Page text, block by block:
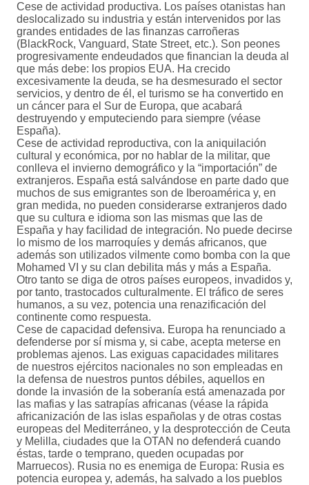
Cese de actividad productiva. Los países otanistas han
deslocalizado su industria y están intervenidos por las
grandes entidades de las finanzas carroñeras
(BlackRock, Vanguard, State Street, etc.). Son peones
progresivamente endeudados que financian la deuda al
que más debe: los propios EUA. Ha crecido
excesivamente la deuda, se ha desmesurado el sector
servicios, y dentro de él, el turismo se ha convertido en
un cáncer para el Sur de Europa, que acabará
destruyendo y emputeciendo para siempre (véase
España).
Cese de actividad reproductiva, con la aniquilación
cultural y económica, por no hablar de la militar, que
conlleva el invierno demográfico y la “importación” de
extranjeros. España está salvándose en parte dado que
muchos de sus emigrantes son de Iberoamérica y, en
gran medida, no pueden considerarse extranjeros dado
que su cultura e idioma son las mismas que las de
España y hay facilidad de integración. No puede decirse
lo mismo de los marroquíes y demás africanos, que
además son utilizados vilmente como bomba con la que
Mohamed VI y su clan debilita más y más a España.
Otro tanto se diga de otros países europeos, invadidos y,
por tanto, trastocados culturalmente. El tráfico de seres
humanos, a su vez, potencia una renazificación del
continente como respuesta.
Cese de capacidad defensiva. Europa ha renunciado a
defenderse por sí misma y, si cabe, acepta meterse en
problemas ajenos. Las exiguas capacidades militares
de nuestros ejércitos nacionales no son empleadas en
la defensa de nuestros puntos débiles, aquellos en
donde la invasión de la soberanía está amenazada por
las mafias y las satrapías africanas (véase la rápida
africanización de las islas españolas y de otras costas
europeas del Mediterráneo, y la desprotección de Ceuta
y Melilla, ciudades que la OTAN no defenderá cuando
éstas, tarde o temprano, queden ocupadas por
Marruecos). Rusia no es enemiga de Europa: Rusia es
potencia europea y, además, ha salvado a los pueblos